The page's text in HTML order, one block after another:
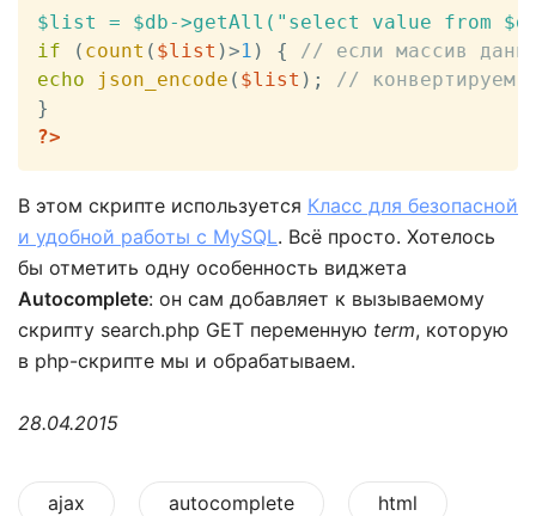
$list = $db->getAll("select value from
if
( count ( $list )>1 ) {
// если массив
echo
json_encode ( $list ) ;
// конвертируем
}
?>
В этом скрипте используется Класс для безопасной
и удобной работы с MySQL. Всё просто. Хотелось
бы отметить одну особенность виджета
Autocomplete: он сам добавляет к вызываемому
скрипту search.php GET переменную term, которую
в php-скрипте мы и обрабатываем.
28.04.2015
ajax autocomplete html